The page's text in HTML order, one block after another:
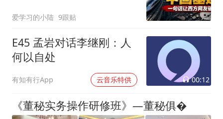
爱学习的小陆 9跟贴
E45 孟岩对话李继刚：人
何以自处
有知有行App 云音乐特供 00:12
《董秘实务操作研修班》—董秘俱�